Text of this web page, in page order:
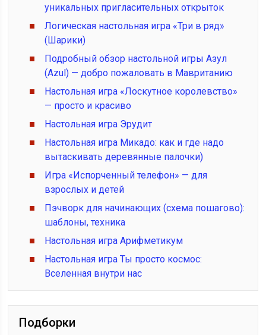
уникальных пригласительных открыток
Логическая настольная игра «Три в ряд»
(Шарики)
Подробный обзор настольной игры Азул
(Azul) — добро пожаловать в Мавританию
Настольная игра «Лоскутное королевство»
— просто и красиво
Настольная игра Эрудит
Настольная игра Микадо: как и где надо
вытаскивать деревянные палочки)
Игра «Испорченный телефон» — для
взрослых и детей
Пэчворк для начинающих (схема пошагово):
шаблоны, техника
Настольная игра Арифметикум
Настольная игра Ты просто космос:
Вселенная внутри нас
Подборки